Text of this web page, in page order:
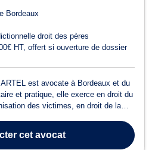
Bordeaux
droit des pères
HT, offert si ouverture de dossier
est avocate à Bordeaux et du
et pratique, elle exerce en droit du
des victimes, en droit de la
de la faute inexcusable
cet avocat